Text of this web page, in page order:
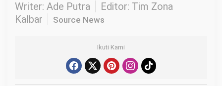
Writer: Ade Putra
Editor: Tim Zona
Kalbar
Source News
Ikuti Kami